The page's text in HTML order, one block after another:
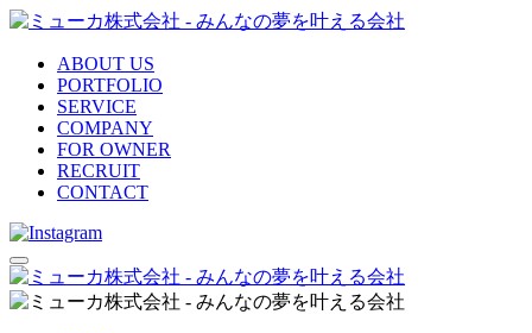
ABOUT US
PORTFOLIO
SERVICE
COMPANY
FOR OWNER
RECRUIT
CONTACT